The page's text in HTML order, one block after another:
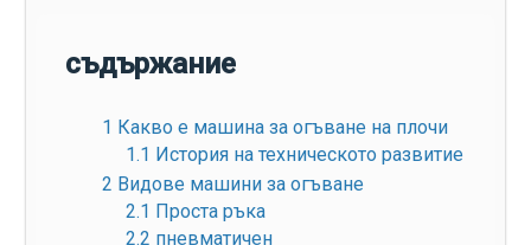
съдържание
1 Какво е машина за огъване на плочи
1.1 История на техническото развитие
2 Видове машини за огъване
2.1 Проста ръка
2.2 пневматичен